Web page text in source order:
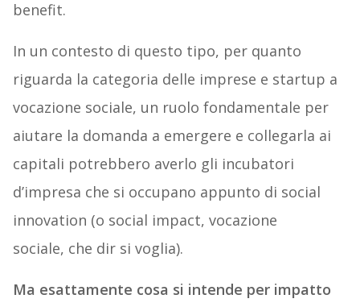
benefit.
In un contesto di questo tipo, per quanto
riguarda la categoria delle imprese e startup a
vocazione sociale, un ruolo fondamentale per
aiutare la domanda a emergere e collegarla ai
capitali potrebbero averlo gli incubatori
d’impresa che si occupano appunto di social
innovation (o social impact, vocazione
sociale, che dir si voglia).
Ma esattamente cosa si intende per impatto